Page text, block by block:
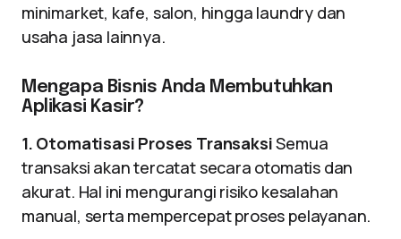
minimarket, kafe, salon, hingga laundry dan
usaha jasa lainnya.
Mengapa Bisnis Anda Membutuhkan
Aplikasi Kasir?
1. Otomatisasi Proses TransaksiSemua
transaksi akan tercatat secara otomatis dan
akurat. Hal ini mengurangi risiko kesalahan
manual, serta mempercepat proses pelayanan.